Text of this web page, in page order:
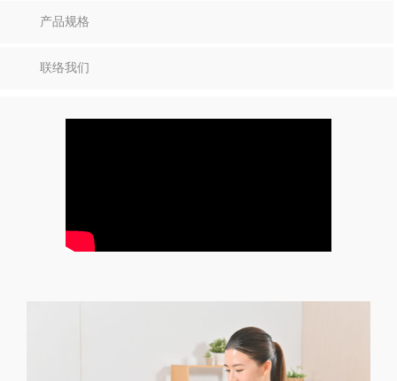
产品规格
联络我们